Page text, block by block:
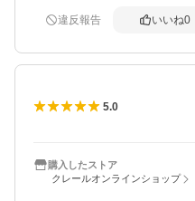
違反報告 いいね0
5.0
購入したストア
クレールオンラインショップ